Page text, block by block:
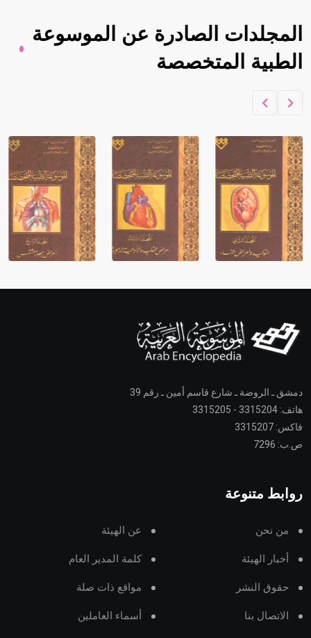
المجلدات الصادرة عن الموسوعة
الطبية المتخصصة
دمشق ـ الروضة ـ شارع قاسم أمين ـ رقم 39
هاتف: 3315204 - 3315205
فاكس: 3315207
ص.ب: 7296
روابط متنوعة
من نحن عن الهيئة
أخبار الهيئة كلمة المدير العام
حقوق النشر مواقع ذات صلة
الاتصال بنا أسماء العاملين